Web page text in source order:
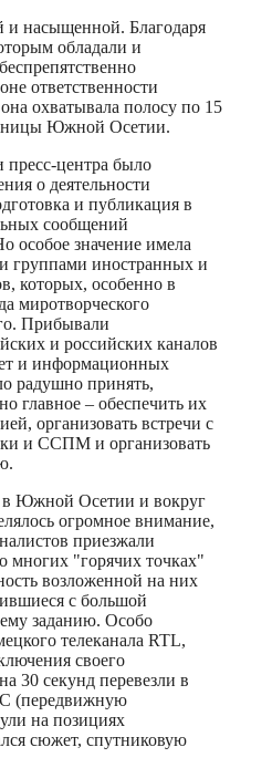
и насыщенной. Благодаря
обладали и
ответственности
охватывала полосу по 15
Южной Осетии.
пресс-центра было
о деятельности
и публикация в
сообщений
значение имела
группами иностранных и
которых, особенно в
миротворческого
Прибывали
и российских каналов
и информационных
радушно принять,
главное – обеспечить их
организовать встречи с
и ССПМ и организовать
в Южной Осетии и вокруг
огромное внимание,
приезжали
многих "горячих точках"
возложенной на них
с большой
заданию. Особо
телеканала RTL,
своего
30 секунд перевезли в
(передвижную
на позициях
сюжет, спутниковую